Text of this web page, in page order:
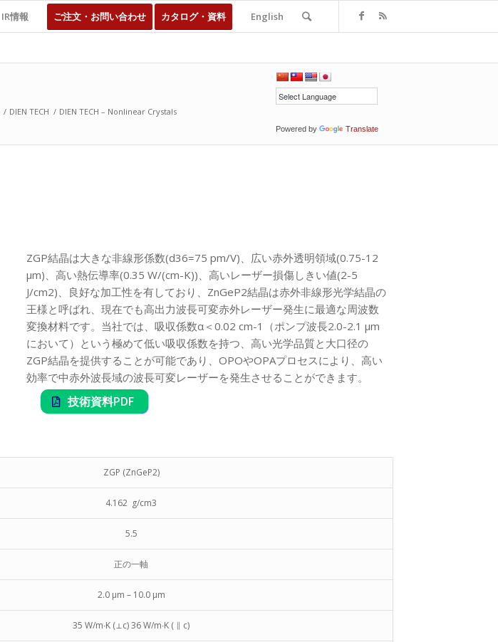
IR情報 ご注文・お問い合わせ カタログ・資料 English
Powered by Translate
/ DIEN TECH / DIEN TECH – Nonlinear Crystals
ZGP結晶は大きな非線形係数(d36=75 pm/V)、広い赤外透明領域(0.75-12
μm)、高い熱伝導率(0.35 W/(cm-K))、高いレーザー損傷しきい値(2-5
J/cm2)、良好な加工性を有しており、ZnGeP2結晶は赤外非線形光学結晶の
王様と呼ばれ、現在でも高出力波長可変赤外レーザー発生に最適な周波数
変換材料です。当社では、吸収係数α＜0.02 cm-1（ポンプ波長2.0-2.1 μm
において）という極めて低い吸収係数を持つ、高い光学品質と大口径の
ZGP結晶を提供することが可能であり、OPOやOPAプロセスにより、高い
効率で中赤外波長域の波長可変レーザーを発生させることができます。
技術資料PDF
ZGP (ZnGeP2)
4.162 g/cm3
5.5
正の一軸
2.0 μm – 10.0 μm
35 W/m∙K (⊥c) 36 W/m∙K ( ∥ c)